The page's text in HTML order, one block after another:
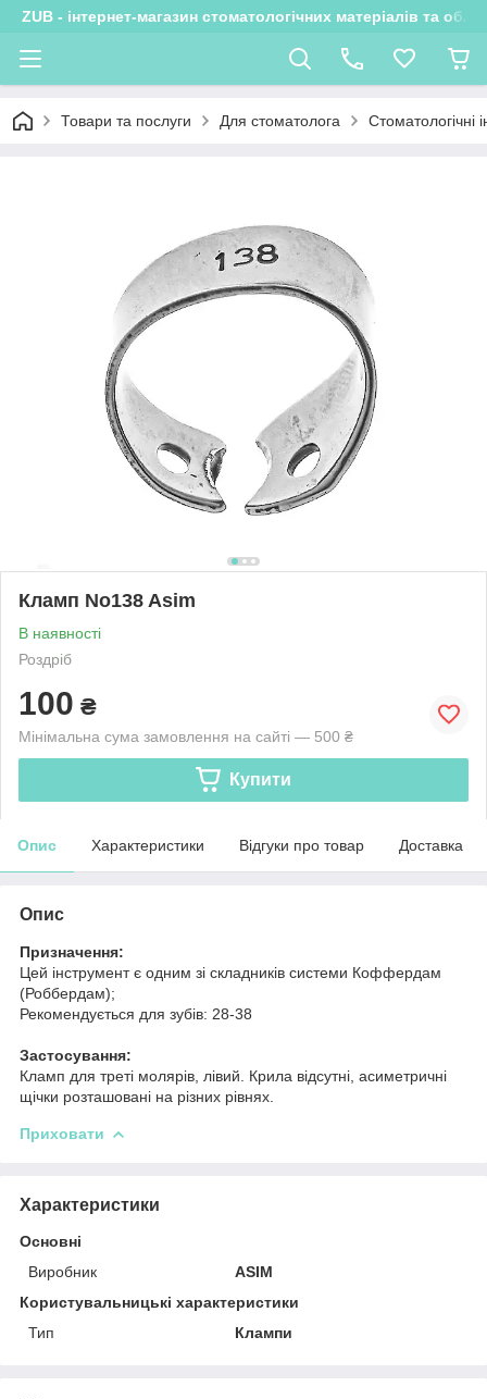
ZUB - інтернет-магазин стоматологічних матеріалів та
Товари та послуги Для стоматолога Стоматологічні
Кламп No138 Asim
В наявності
Роздріб
100 ₴
Мінімальна сума замовлення на сайті — 500 ₴
Купити
Опис Характеристики Відгуки про товар Доставка
Опис
Призначення:
Цей інструмент є одним зі складників системи Коффердам
(Роббердам);
Рекомендується для зубів: 28-38
Застосування:
Кламп для треті молярів, лівий. Крила відсутні, асиметричні
щічки розташовані на різних рівнях.
Приховати
Характеристики
Основні
Виробник
ASIM
Користувальницькі характеристики
Тип
Клампи